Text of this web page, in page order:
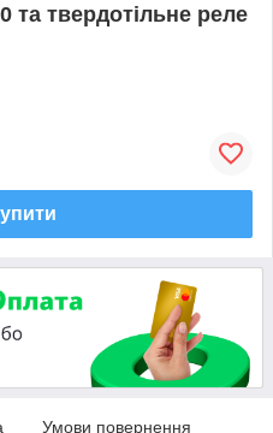
та твердотільне реле
Умови повернення